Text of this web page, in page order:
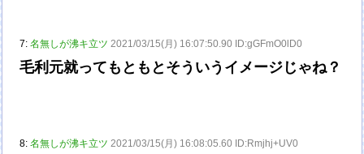
7:名無しが沸キ立ツ 2021/03/15(月) 16:07:50.90 ID:gGFmO0lD0
毛利元就ってもともとそういうイメージじゃね？
8:名無しが沸キ立ツ 2021/03/15(月) 16:08:05.60 ID:Rmjhj+UV0